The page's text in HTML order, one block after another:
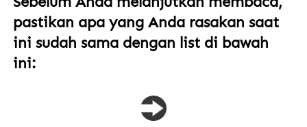
pastikan apa yang Anda rasakan saat
ini sudah sama dengan list di bawah
ini: